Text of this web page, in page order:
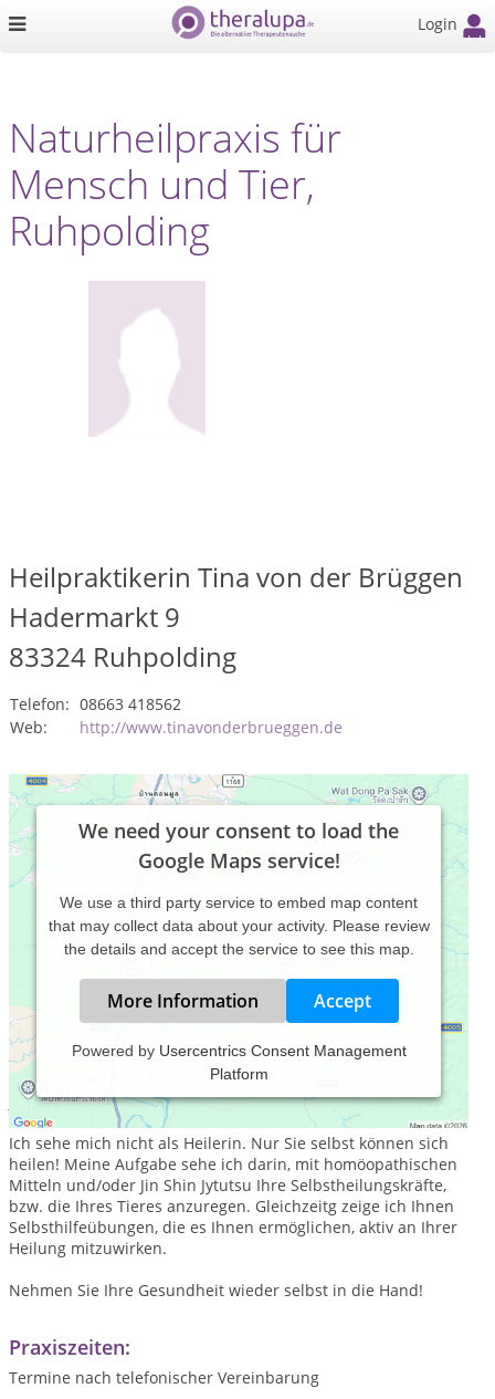
Login
Naturheilpraxis für
Mensch und Tier,
Ruhpolding
Heilpraktikerin Tina von der Brüggen
Hadermarkt 9
83324 Ruhpolding
Telefon: 08663 418562
Web:
http://www.tinavonderbrueggen.de
We need your consent to load the
Google Maps service!
We use a third party service to embed map content
that may collect data about your activity. Please review
the details and accept the service to see this map.
More Information Accept
Powered by Usercentrics Consent Management
Platform
Naturheilpraxis für Mensch und Tier, denn das Wohl eines
jeden Lebewesens liegt mir am Herzen.
Ich sehe mich nicht als Heilerin. Nur Sie selbst können sich
heilen! Meine Aufgabe sehe ich darin, mit homöopathischen
Mitteln und/oder Jin Shin Jytutsu Ihre Selbstheilungskräfte,
bzw. die Ihres Tieres anzuregen. Gleichzeitg zeige ich Ihnen
Selbsthilfeübungen, die es Ihnen ermöglichen, aktiv an Ihrer
Heilung mitzuwirken.
Nehmen Sie Ihre Gesundheit wieder selbst in die Hand!
Praxiszeiten:
Termine nach telefonischer Vereinbarung